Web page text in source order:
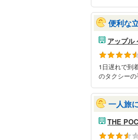
便利な
アップル
1日遅れで到
のタクシー
一人旅
THE